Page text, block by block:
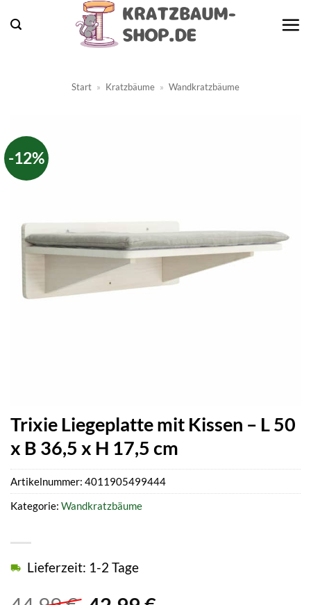
Inhalt
Start » Kratzbäume » Wandkratzbäume
-12%
Trixie Liegeplatte mit Kissen – L 50
x B 36,5 x H 17,5 cm
Lieferzeit: 1-2 Tage
Artikelnummer: 4011905499444
Kategorie: Wandkratzbäume